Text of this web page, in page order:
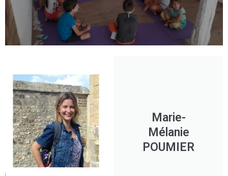
Marie-
Mélanie
POUMIER